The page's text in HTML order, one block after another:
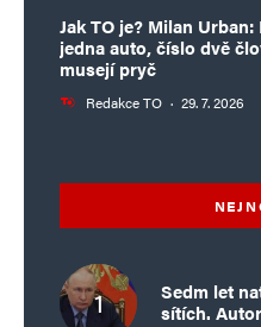
Jak TO je? Milan
jedna auto, číslo dvě
musejí pryč
Redakce TO · 29. 7. 2026
Sedm let
sítích.